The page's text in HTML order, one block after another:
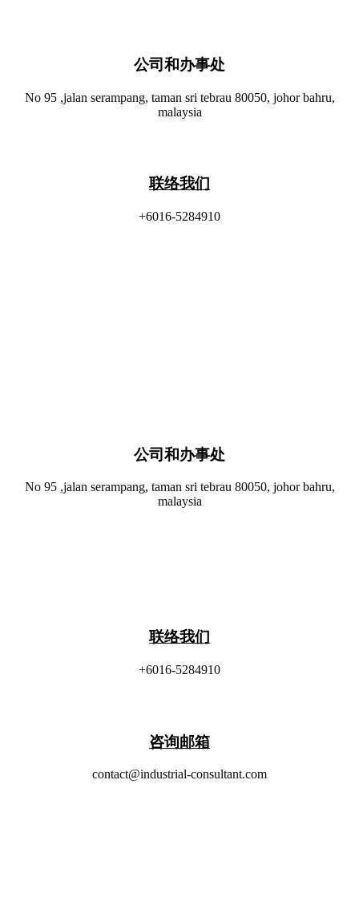
公司和办事处​
No 95 ,jalan serampang, taman sri tebrau 80050, johor bahru,
malaysia
联络我们
+6016-5284910
公司和办事处​
No 95 ,jalan serampang, taman sri tebrau 80050, johor bahru,
malaysia
联络我们
+6016-5284910
​咨询邮箱
contact@industrial-consultant.com